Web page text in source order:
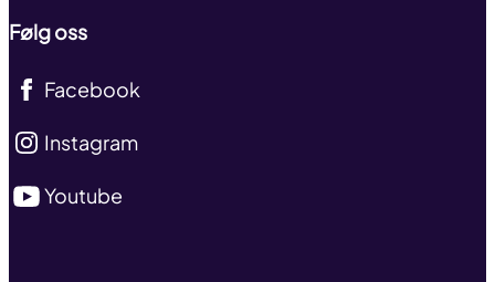
Følg oss
Facebook
Instagram
Youtube